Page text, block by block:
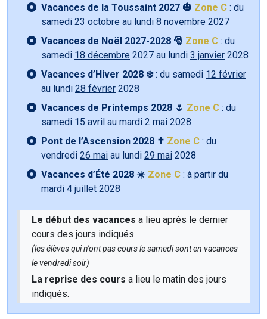
Vacances de la Toussaint 2027 🎃 Zone C : du
samedi 23 octobre au lundi 8 novembre 2027
Vacances de Noël 2027-2028 🎅 Zone C : du
samedi 18 décembre 2027 au lundi 3 janvier 2028
Vacances d’Hiver 2028 ❄️: du samedi 12 février
au lundi 28 février 2028
Vacances de Printemps 2028 🌷 Zone C : du
samedi 15 avril au mardi 2 mai 2028
Pont de l’Ascension 2028 ✝️ Zone C : du
vendredi 26 mai au lundi 29 mai 2028
Vacances d’Été 2028 ☀️ Zone C : à partir du
mardi 4 juillet 2028
Le début des vacances a lieu après le dernier
cours des jours indiqués.
(les élèves qui n'ont pas cours le samedi sont en vacances
le vendredi soir)
La reprise des cours a lieu le matin des jours
indiqués.